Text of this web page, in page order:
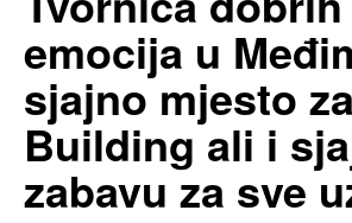
emocija u
sjajno mjesto
Building ali i
zabavu za sve